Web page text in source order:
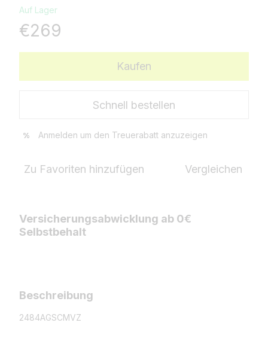
Auf Lager
€269
Kaufen
Schnell bestellen
% Anmelden um den Treuerabatt anzuzeigen
Zu Favoriten hinzufügen Vergleichen
Versicherungsabwicklung ab 0€
Selbstbehalt
Beschreibung
2484AGSCMVZ